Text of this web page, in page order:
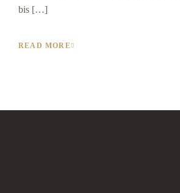
bis […]
READ MORE